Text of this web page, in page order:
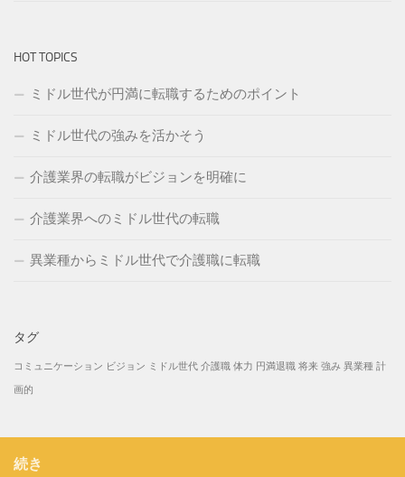
HOT TOPICS
ミドル世代が円満に転職するためのポイント
ミドル世代の強みを活かそう
介護業界の転職がビジョンを明確に
介護業界へのミドル世代の転職
異業種からミドル世代で介護職に転職
タグ
コミュニケーション ビジョン ミドル世代 介護職 体力 円満退職 将来 強み 異業種 計
画的
続き